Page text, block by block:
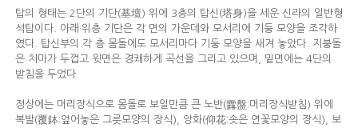
탑의 형태는 2단의 기단(基壇) 위에 3층의 탑신(塔身)을 세운 신라의 일반형
석탑이다. 아래·위층 기단은 각 면의 가운데와 모서리에 기둥 모양을 조각하
였다. 탑신부의 각 층 몸돌에도 모서리마다 기둥 모양을 새겨 놓았다. 지붕돌
은 처마가 두껍고 윗면은 경쾌하게 곡선을 그리고 있으며, 밑면에는 4단의
받침을 두었다.
정상에는 머리장식으로 몸돌로 보일만큼 큰 노반(露盤:머리장식받침) 위에
복발(覆鉢:엎어놓은 그릇모양의 장식), 앙화(仰花:솟은 연꽃모양의 장식), 보